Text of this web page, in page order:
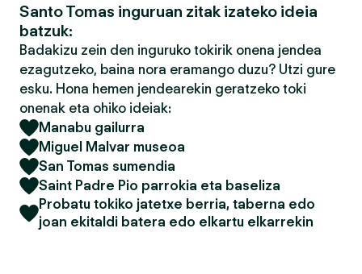
Santo Tomas inguruan zitak izateko ideia
batzuk:
Badakizu zein den inguruko tokirik onena jendea
ezagutzeko, baina nora eramango duzu? Utzi gure
esku. Hona hemen jendearekin geratzeko toki
onenak eta ohiko ideiak:
Manabu gailurra
Miguel Malvar museoa
San Tomas sumendia
Saint Padre Pio parrokia eta baseliza
Probatu tokiko jatetxe berria, taberna edo
joan ekitaldi batera edo elkartu elkarrekin